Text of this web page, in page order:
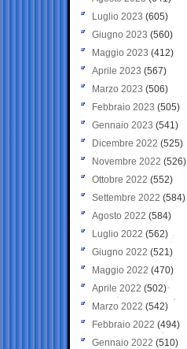
Luglio 2023 (605)
Giugno 2023 (560)
Maggio 2023 (412)
Aprile 2023 (567)
Marzo 2023 (506)
Febbraio 2023 (505)
Gennaio 2023 (541)
Dicembre 2022 (525)
Novembre 2022 (526)
Ottobre 2022 (552)
Settembre 2022 (584)
Agosto 2022 (584)
Luglio 2022 (562)
Giugno 2022 (521)
Maggio 2022 (470)
Aprile 2022 (502)
Marzo 2022 (542)
Febbraio 2022 (494)
Gennaio 2022 (510)